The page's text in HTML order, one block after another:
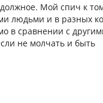
Мой спич к
людьми и в разных
в сравнении с
не молчать и быть